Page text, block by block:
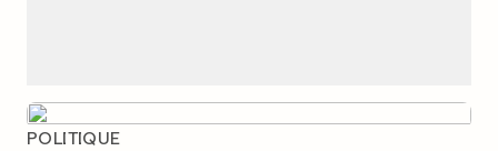
POLITIQUE